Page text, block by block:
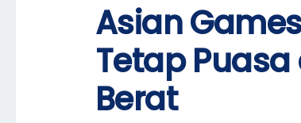
Asian
Tetap
Berat